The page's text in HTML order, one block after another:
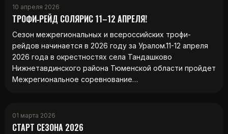
10 апреля 2026
ТРОФИ‑РЕЙД СОЛЯРИС 11–12 АПРЕЛЯ!
Сезон межрегиональных и всероссийских трофи-
рейдов начинается в 2026 году за Уралом.11-12 апреля
2026 года в окрестностях села Тандашково
Нижнетавдинского района Тюменской области пройдет
Межрегиональное соревнование…
01 марта 2026
СТАРТ СЕЗОНА 2026